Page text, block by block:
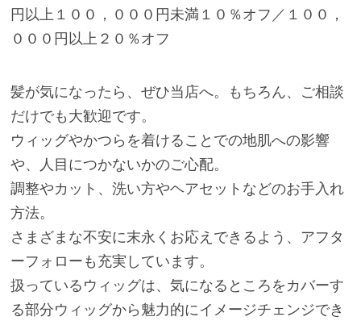
円以上１００，０００円未満１０％オフ／１００，
０００円以上２０％オフ
髪が気になったら、ぜひ当店へ。もちろん、ご相談
だけでも大歓迎です。
ウィッグやかつらを着けることでの地肌への影響
や、人目につかないかのご心配。
調整やカット、洗い方やヘアセットなどのお手入れ
方法。
さまざまな不安に末永くお応えできるよう、アフタ
ーフォローも充実しています。
扱っているウィッグは、気になるところをカバーす
る部分ウィッグから魅力的にイメージチェンジでき